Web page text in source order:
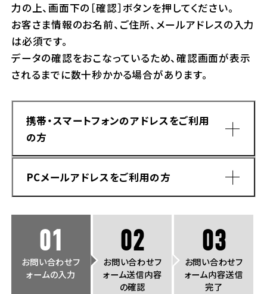
レンタルバイク
洋用品
イベント
お問い合わせ
力の上、画面下の［確認］ボタンを押してください。
お客さま情報のお名前、ご住所、メールアドレスの入力
は必須です。
データの確認をおこなっているため、確認画面が表示
されるまでに数十秒かかる場合があります。
携帯・スマートフォンのアドレスをご利用
の方
PCメールアドレスをご利用の方
01
お問い合わせフ
ォームの入力
02
お問い合わせフ
ォーム送信内容
の確認
03
お問い合わせフ
ォーム内容送信
完了
宮城県
ホンダドリーム 仙台泉
福島県
ホンダドリーム 西東京
ホンダドリーム 練馬
ホンダドリーム 板橋
ホンダドリーム 大田
ホンダドリーム 立川
ホンダドリーム 磯子
ホンダドリーム 横浜都筑
ホンダドリーム 名古屋南
ホンダドリーム 小牧
ホンダドリーム 名古屋東
ホンダドリーム 豊橋
ホンダドリーム 名古屋上小田井
ホンダドリーム 岐阜
ホンダドリーム 箕面
ホンダドリーム 藤井寺
ホンダドリーム 東淀川
京都府
ホンダドリーム 京都伏見
ホンダドリーム 京都北山
広島県
ホンダドリーム 広島
徳島県
ホンダドリーム 高松
ホンダドリーム 福岡東
ホンダドリーム 久留米
ホンダドリーム 福岡春日
熊本県
ホンダドリーム 熊本